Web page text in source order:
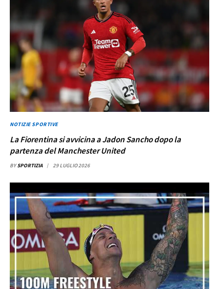
NOTIZIE SPORTIVE
La Fiorentina si avvicina a Jadon Sancho dopo la
partenza del Manchester United
BY SPORTIZIA 29 LUGLIO 2026